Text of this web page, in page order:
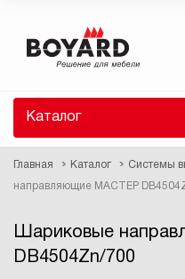
Каталог
Главная Каталог Системы
направляющие МАСТЕР
Шариковые
DB4504Zn/700
Восстановление
высланы вам по E-Mail.
ссылку для